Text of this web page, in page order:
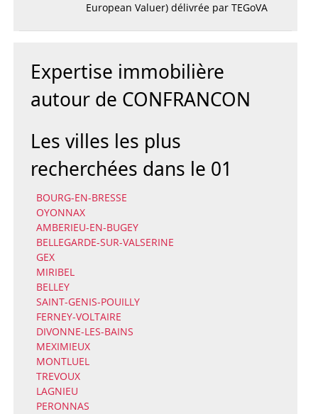
European Valuer) délivrée par TEGoVA
Expertise immobilière
autour de CONFRANCON
Les villes les plus
recherchées dans le 01
BOURG-EN-BRESSE
OYONNAX
AMBERIEU-EN-BUGEY
BELLEGARDE-SUR-VALSERINE
GEX
MIRIBEL
BELLEY
SAINT-GENIS-POUILLY
FERNEY-VOLTAIRE
DIVONNE-LES-BAINS
MEXIMIEUX
MONTLUEL
TREVOUX
LAGNIEU
PERONNAS